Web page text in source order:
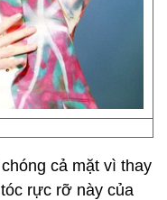
cả mặt vì thay
rực rỡ này của